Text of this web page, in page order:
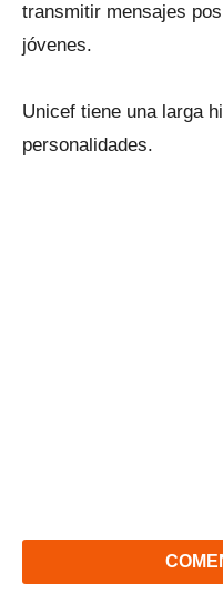
transmitir mensajes
jóvenes.
Unicef tiene una larga
personalidades.